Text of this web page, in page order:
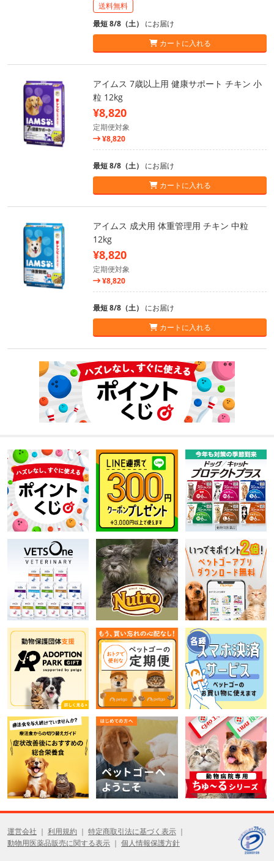
送料無料
最短 8/8（土） にお届け
カートに入れる
アイムス 7歳以上用 健康サポート チキン 小
粒 12kg
¥8,820
定期便対象
¥8,820
最短 8/8（土） にお届け
カートに入れる
アイムス 成犬用 体重管理用 チキン 中粒
12kg
¥8,820
定期便対象
¥8,820
最短 8/8（土） にお届け
カートに入れる
運営会社 利用規約
特定商取引法に基づく表示
動物用医薬品販売に関する表示
個人情報保護方針